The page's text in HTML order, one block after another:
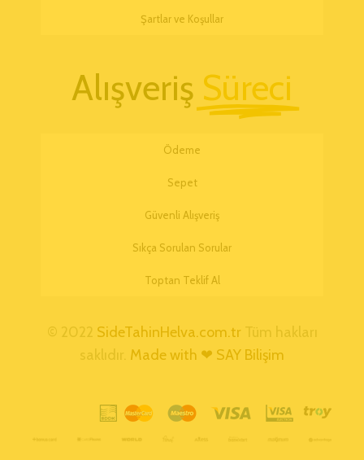
Şartlar ve Koşullar
Alışveriş Süreci
Ödeme
Sepet
Güvenli Alışveriş
Sıkça Sorulan Sorular
Toptan Teklif Al
© 2022 SideTahinHelva.com.tr Tüm hakları
saklıdır. Made with ❤ SAY Bilişim